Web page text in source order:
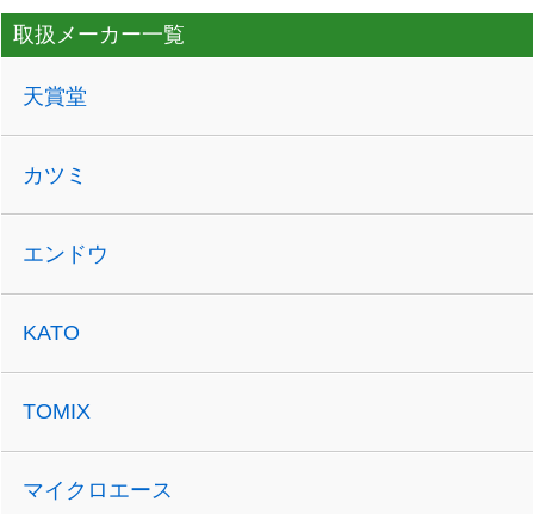
取扱メーカー一覧
天賞堂
カツミ
エンドウ
KATO
TOMIX
マイクロエース